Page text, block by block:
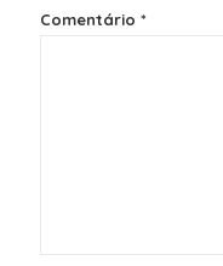
Comentário *